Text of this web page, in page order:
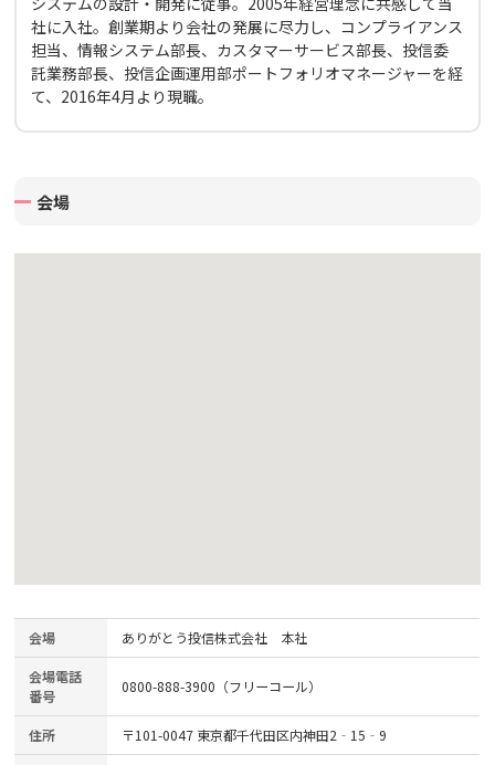
社に入社。創業期より会社の発展に尽力し、コンプライアンス
担当、情報システム部長、カスタマーサービス部長、投信委
託業務部長、投信企画運用部ポートフォリオマネージャーを経
て、2016年4月より現職。
会場
会場 ありがとう投信株式会社 本社
会場電話
番号
0800-888-3900（フリーコール）
住所 〒101-0047 東京都千代田区内神田2‐15‐9